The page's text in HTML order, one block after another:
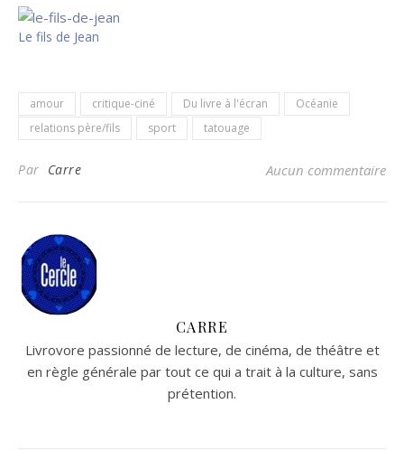
Le fils de Jean
amour critique-ciné Du livre à l'écran
Océanie
relations père/fils
sport tatouage
Par Carre Aucun commentaire
CARRE
Livrovore passionné de lecture, de cinéma, de théâtre et
en règle générale par tout ce qui a trait à la culture, sans
prétention.